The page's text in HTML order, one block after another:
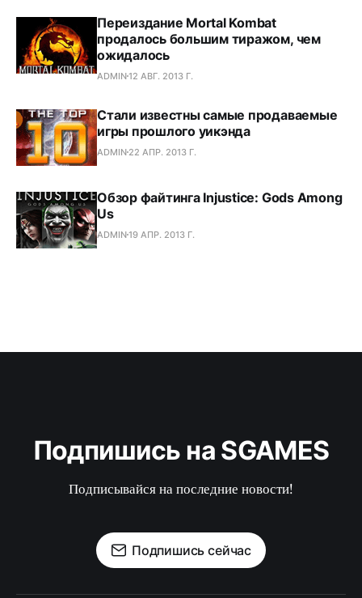
Переиздание Mortal Kombat
продалось большим тиражом, чем
ожидалось
ADMIN12 АВГ. 2013 Г.
Стали известны самые продаваемые
игры прошлого уикэнда
ADMIN 22 АПР. 2013 Г.
Обзор файтинга Injustice: Gods Among
Us
ADMIN19 АПР. 2013 Г.
Подпишись на SGAMES
Подписывайся на последние новости!
Подпишись сейчас